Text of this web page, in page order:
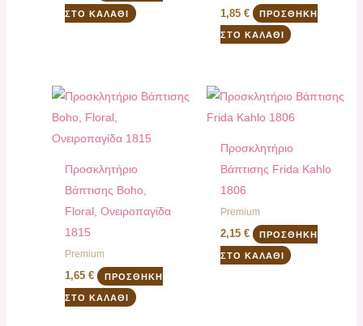
ΣΤΟ ΚΑΛΆΘΙ
1,85 € ΠΡΟΣΘΉΚΗ
ΣΤΟ ΚΑΛΆΘΙ
Προσκλητήριο
Βάπτισης Boho,
Floral, Ονειροπαγίδα
1815
Premium
1,65€ ΠΡΟΣΘΉΚΗ
ΣΤΟ ΚΑΛΆΘΙ
Προσκλητήριο
Βάπτισης Frida Kahlo
1806
Premium
2,15 € ΠΡΟΣΘΉΚΗ
ΣΤΟ ΚΑΛΆΘΙ